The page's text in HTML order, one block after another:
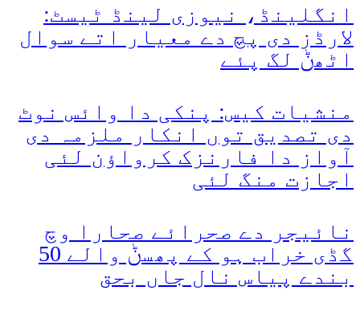
انگلینڈ، نیوزی لینڈ ٹیسٹ:
لارڈز دی پچ دے معیار اتے سوال
اٹھݨ لگ پئے
منشیات کیس: پنکی دا وائس نوٹ
دی تصدیق توں انکار ملزمہ دی
آواز دا فارنزک کرواؤن لئی
اجازت منگ لئی
نائیجر دے صحرائے صحارا وچ
گڈی خراب ہو کے پھسݨ والے 50
بندے پیاس نال جاں بحق